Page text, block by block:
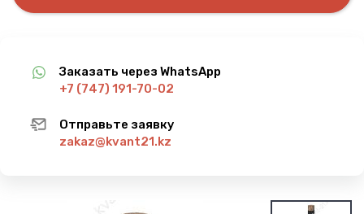
Заказать через WhatsApp
+7 (747) 191-70-02
Отправьте заявку
zakaz@kvant21.kz